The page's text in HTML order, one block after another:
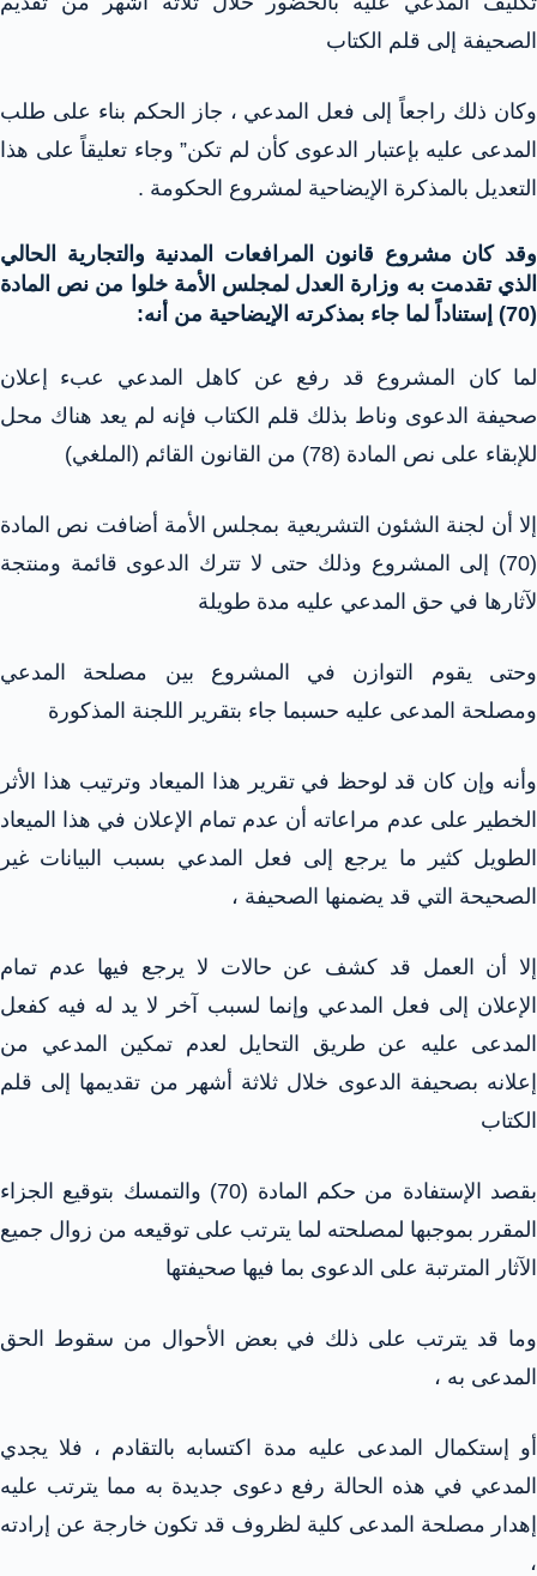
الصحيفة إلى قلم الكتاب
وكان ذلك راجعاً إلى فعل المدعي ، جاز الحكم بناء على طلب
المدعى عليه بإعتبار الدعوى كأن لم تكن” وجاء تعليقاً على هذا
التعديل بالمذكرة الإيضاحية لمشروع الحكومة .
وقد كان مشروع قانون المرافعات المدنية والتجارية الحالي
الذي تقدمت به وزارة العدل لمجلس الأمة خلوا من نص المادة
(70) إستناداً لما جاء بمذكرته الإيضاحية من أنه:
لما كان المشروع قد رفع عن كاهل المدعي عبء إعلان
صحيفة الدعوى وناط بذلك قلم الكتاب فإنه لم يعد هناك محل
للإبقاء على نص المادة (78) من القانون القائم (الملغي)
إلا أن لجنة الشئون التشريعية بمجلس الأمة أضافت نص المادة
(70) إلى المشروع وذلك حتى لا تترك الدعوى قائمة ومنتجة
لآثارها في حق المدعي عليه مدة طويلة
وحتى يقوم التوازن في المشروع بين مصلحة المدعي
ومصلحة المدعى عليه حسبما جاء بتقرير اللجنة المذكورة
وأنه وإن كان قد لوحظ في تقرير هذا الميعاد وترتيب هذا الأثر
الخطير على عدم مراعاته أن عدم تمام الإعلان في هذا الميعاد
الطويل كثير ما يرجع إلى فعل المدعي بسبب البيانات غير
الصحيحة التي قد يضمنها الصحيفة ،
إلا أن العمل قد كشف عن حالات لا يرجع فيها عدم تمام
الإعلان إلى فعل المدعي وإنما لسبب آخر لا يد له فيه كفعل
المدعى عليه عن طريق التحايل لعدم تمكين المدعي من
إعلانه بصحيفة الدعوى خلال ثلاثة أشهر من تقديمها إلى قلم
الكتاب
بقصد الإستفادة من حكم المادة (70) والتمسك بتوقيع الجزاء
المقرر بموجبها لمصلحته لما يترتب على توقيعه من زوال جميع
الآثار المترتبة على الدعوى بما فيها صحيفتها
وما قد يترتب على ذلك في بعض الأحوال من سقوط الحق
المدعى به ،
أو إستكمال المدعى عليه مدة اكتسابه بالتقادم ، فلا يجدي
المدعي في هذه الحالة رفع دعوى جديدة به مما يترتب عليه
إهدار مصلحة المدعى كلية لظروف قد تكون خارجة عن إرادته
،